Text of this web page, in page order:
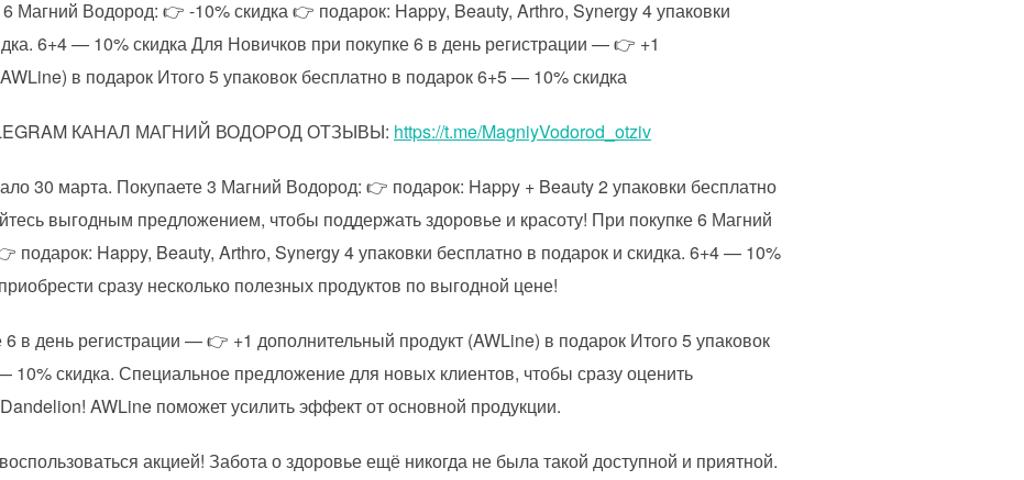
Магний Водород: 👉 -10% скидка 👉 подарок: Happy, Beauty, Arthro, Synergy 4 упаковки
6+4 — 10% скидка Для Новичков при покупке 6 в день регистрации — 👉 +1
в подарок Итого 5 упаковок бесплатно в подарок 6+5 — 10% скидка
КАНАЛ МАГНИЙ ВОДОРОД ОТЗЫВЫ: https://t.me/MagniyVodorod_otziv
30 марта. Покупаете 3 Магний Водород: 👉 подарок: Happy + Beauty 2 упаковки бесплатно
выгодным предложением, чтобы поддержать здоровье и красоту! При покупке 6 Магний
подарок: Happy, Beauty, Arthro, Synergy 4 упаковки бесплатно в подарок и скидка. 6+4 — 10%
сразу несколько полезных продуктов по выгодной цене!
в день регистрации — 👉 +1 дополнительный продукт (AWLine) в подарок Итого 5 упаковок
10% скидка. Специальное предложение для новых клиентов, чтобы сразу оценить
AWLine поможет усилить эффект от основной продукции.
акцией! Забота о здоровье ещё никогда не была такой доступной и приятной.